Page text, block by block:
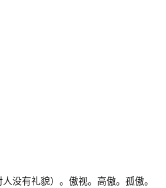
没有礼貌）。傲视。高傲。孤傲。